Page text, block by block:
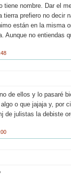
tiene nombre. Dar el
tierra prefiero no decir
están en la misma
Aunque no entiendas
de ellos y lo pasaré
o que jajaja y, por
de julistas la debiste